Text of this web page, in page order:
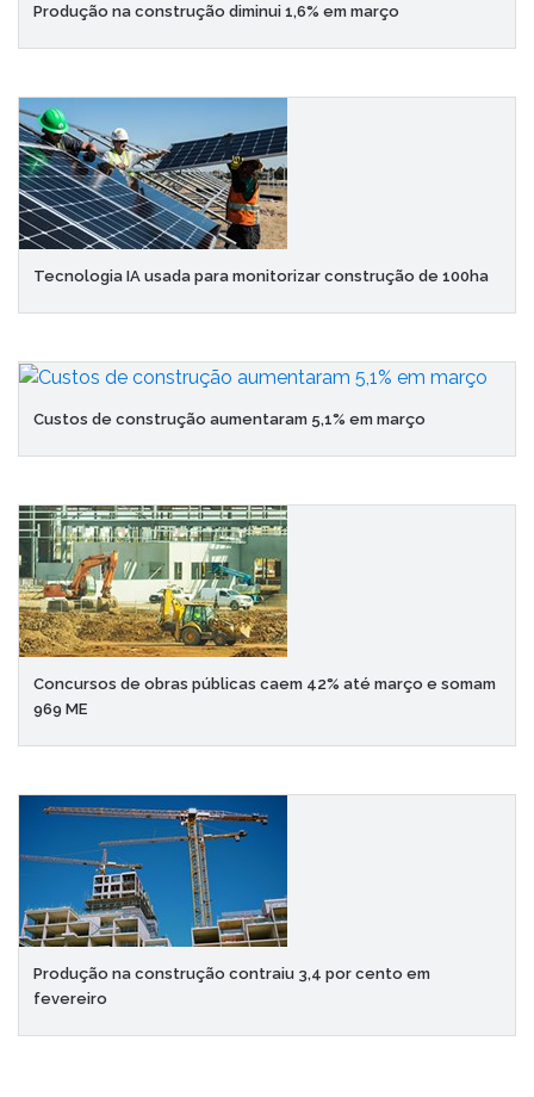
Produção na construção diminui 1,6% em março
Tecnologia IA usada para monitorizar construção de 100ha
Custos de construção aumentaram 5,1% em março
Concursos de obras públicas caem 42% até março e somam
969 ME
Produção na construção contraiu 3,4 por cento em
fevereiro